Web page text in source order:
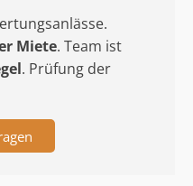
Miete. Team ist
. Prüfung der